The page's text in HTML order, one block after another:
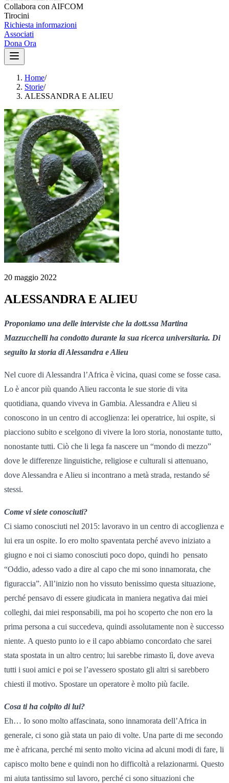
Collabora con AIFCOM
Tirocini
Richiesta informazioni
Associati
Dona Ora
Home/
Storie/
ALESSANDRA E ALIEU
20 maggio 2022
ALESSANDRA E ALIEU
Proponiamo una delle interviste che la dott.ssa Martina
Mazzucchelli ha condotto durante la sua ricerca universitaria. Di
seguito la storia di Alessandra e Alieu
Nel cuore di Alessandra l’Africa è vicina, quasi come se fosse casa.
Lo è ancor più quando Alieu racconta le sue storie di vita
quotidiana, quando viveva in Gambia. Alessandra e Alieu si
conoscono in un centro di accoglienza: lei operatrice, lui ospite, si
piacciono subito e scelgono di vivere la loro storia, nonostante tutto,
nonostante tutti. Ciò che li lega fa nascere un “mondo di mezzo”
dove le differenze linguistiche, religiose e culturali si attenuano,
dove Alessandra e Alieu si incontrano a metà strada, restando sé
stessi.
Come vi siete conosciuti?
Ci siamo conosciuti nel 2015: lavoravo in un centro di accoglienza e
lui era un ospite. Io ero molto spaventata perché avevo iniziato a
giugno e noi ci siamo conosciuti poco dopo, quindi ho pensato
“Oddio, adesso vado a dire al capo che mi sono innamorata, che
figuraccia”. All’inizio non ho vissuto benissimo questa situazione,
perché pensavo di essere giudicata in maniera negativa dai miei
colleghi, dai miei responsabili, ma poi ho scoperto che non ero la
prima persona a cui succedeva, quindi assolutamente non è successo
niente. A questo punto io e il capo abbiamo concordato che sarei
stata spostata in un altro centro; lui sarebbe rimasto lì, dove aveva
tutti i suoi amici e poi se l’avessero spostato gli altri si sarebbero
chiesti il motivo. Spostare un operatore è molto più facile.
Cosa ti ha colpito di lui?
Eh… Io sono molto affascinata, sono innamorata dell’Africa in
generale, ci sono già stata un paio di volte. Una parte di me secondo
me è africana, perché mi sento molto vicina ad alcuni modi di fare, li
capisco molto bene e quindi non ho difficoltà a relazionarmi. Questo
mi aiuta tantissimo sul lavoro, perché ci sono situazioni che